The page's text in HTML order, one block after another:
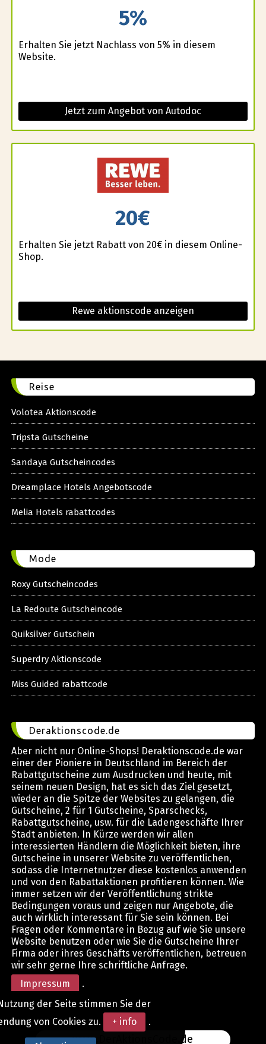
5%
Erhalten Sie jetzt Nachlass von 5% in diesem
Website.
Jetzt zum Angebot von Autodoc
20€
Erhalten Sie jetzt Rabatt von 20€ in diesem Online-
Shop.
Rewe aktionscode anzeigen
Reise
Volotea Aktionscode
Tripsta Gutscheine
Sandaya Gutscheincodes
Dreamplace Hotels Angebotscode
Melia Hotels rabattcodes
Mode
Roxy Gutscheincodes
La Redoute Gutscheincode
Quiksilver Gutschein
Superdry Aktionscode
Miss Guided rabattcode
Deraktionscode.de
Aber nicht nur Online-Shops! Deraktionscode.de war
einer der Pioniere in Deutschland im Bereich der
Rabattgutscheine zum Ausdrucken und heute, mit
seinem neuen Design, hat es sich das Ziel gesetzt,
wieder an die Spitze der Websites zu gelangen, die
Gutscheine, 2 für 1 Gutscheine, Sparschecks,
Rabattgutscheine, usw. für die Ladengeschäfte Ihrer
Stadt anbieten. In Kürze werden wir allen
interessierten Händlern die Möglichkeit bieten, ihre
Gutscheine in unserer Website zu veröffentlichen,
sodass die Internetnutzer diese kostenlos anwenden
und von den Rabattaktionen profitieren können. Wie
immer setzen wir der Veröffentlichung strikte
Bedingungen voraus und zeigen nur Angebote, die
auch wirklich interessant für Sie sein können. Bei
Fragen oder Kommentare in Bezug auf wie Sie unsere
Website benutzen oder wie Sie die Gutscheine Ihrer
Firma oder ihres Geschäfts veröffentlichen, betreuen
wir sehr gerne Ihre schriftliche Anfrage.
Impressum
.
www.DerAktionsCode.de
der Seite stimmen Sie der
von Cookies zu.
+ info .